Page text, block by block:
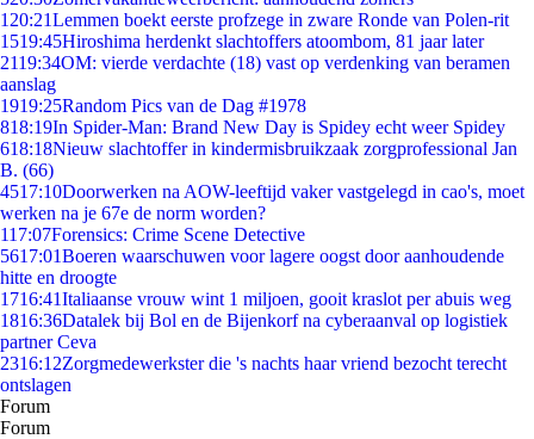
1 20:21Lemmen boekt eerste profzege in zware Ronde van Polen-rit
1519:45Hiroshima herdenkt slachtoffers atoombom, 81 jaar later
2119:34OM: vierde verdachte (18) vast op verdenking van beramen
aanslag
1919:25Random Pics van de Dag #1978
818:19In Spider-Man: Brand New Day is Spidey echt weer Spidey
618:18Nieuw slachtoffer in kindermisbruikzaak zorgprofessional Jan
B. (66)
4517:10Doorwerken na AOW-leeftijd vaker vastgelegd in cao's, moet
werken na je 67e de norm worden?
117:07Forensics: Crime Scene Detective
5617:01Boeren waarschuwen voor lagere oogst door aanhoudende
hitte en droogte
1716:41Italiaanse vrouw wint 1 miljoen, gooit kraslot per abuis weg
1816:36Datalek bij Bol en de Bijenkorf na cyberaanval op logistiek
partner Ceva
2316:12Zorgmedewerkster die 's nachts haar vriend bezocht terecht
ontslagen
Forum
Forum